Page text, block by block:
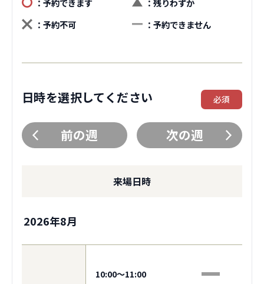
：予約不可
：予約できません
日時を選択してください 必須
前の週 次の週
来場日時
2026年8月
10:00〜11:00